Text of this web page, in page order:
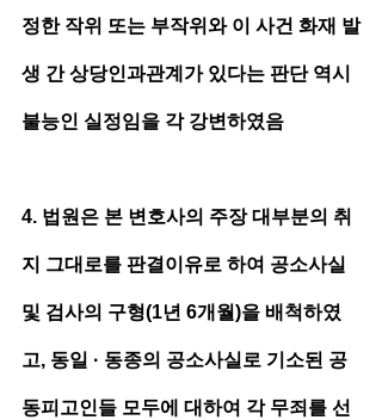
정한 작위 또는 부작위와 이 사건 화재 발
생 간 상당인과관계가 있다는 판단 역시
불능인 실정임을 각 강변하였음
4. 법원은 본 변호사의 주장 대부분의 취
지 그대로를 판결이유로 하여 공소사실
및 검사의 구형(1년 6개월)을 배척하였
고, 동일 · 동종의 공소사실로 기소된 공
동피고인들 모두에 대하여 각 무죄를 선